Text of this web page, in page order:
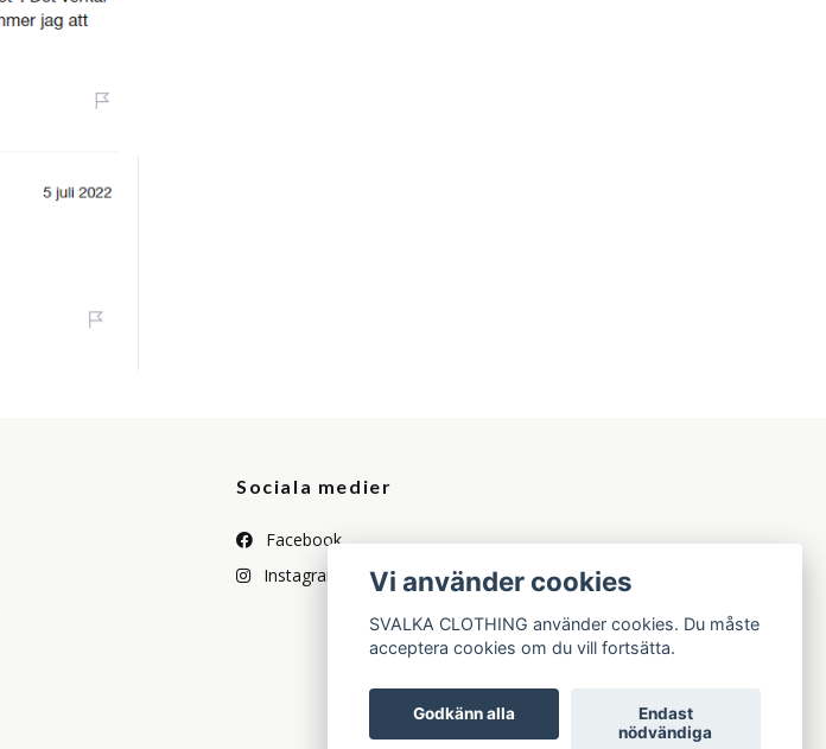
Sociala medier
Facebook
Instagram
Vi använder cookies
SVALKA CLOTHING använder cookies. Du måste
acceptera cookies om du vill fortsätta.
Godkänn alla
Endast
nödvändiga